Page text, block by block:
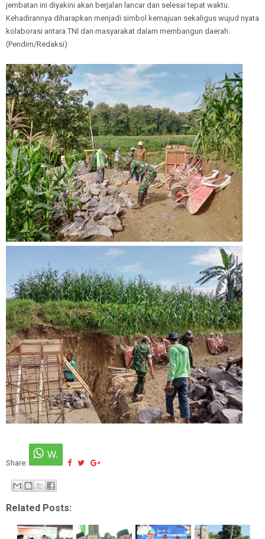
jembatan ini diyakini akan berjalan lancar dan selesai tepat waktu.
Kehadirannya diharapkan menjadi simbol kemajuan sekaligus wujud nyata
kolaborasi antara TNI dan masyarakat dalam membangun daerah.
(Pendim/Redaksi)
Share:
Related Posts: